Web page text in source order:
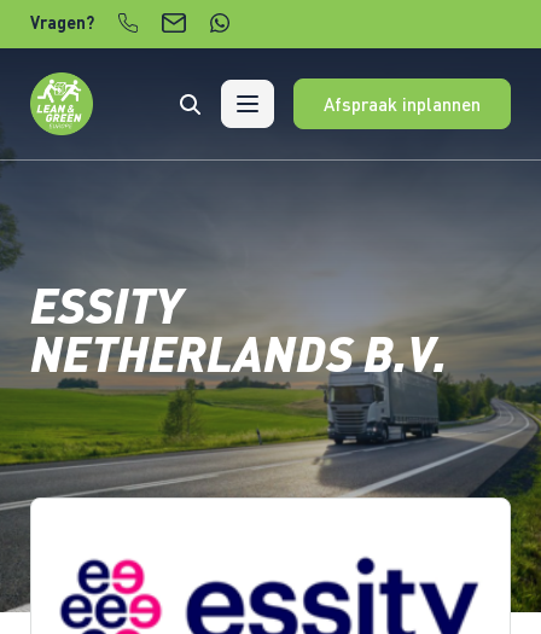
Verder naar content
Vragen?
Afspraak inplannen
ESSITY
NETHERLANDS B.V.